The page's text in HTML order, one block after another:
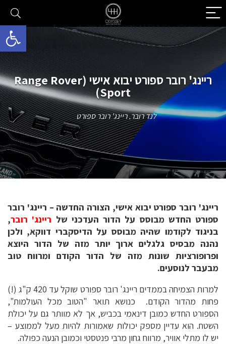
פתח
ריינג' רובר ספורט יבוא אישי (Range Rover
Sport)
לנד רובר,ריינג' רובר ספורט
ריינג' רובר ספורט יבוא אישי, הצורה החדשה – ריינג' רובר
ספורט החדש מבוסס על הדור העדכני של ריינג' רובר,
בניגוד לקודמו שהיה מבוסס על הדיסקברי דווקא, ולכן
נהנה מבסיס גלגלים ארוך יותר מזה של הדור היוצא
ופרופורציות שונות מזה של הדור הקודם ומרווח טוב
מבעבר לנוסעים.
למרות הצמיחה בממדים ריינג' רובר ספורט שוקל עד 420 ק"ג (!)
פחות מהדור הקודם. כנושא תואר "הטוב מכל העולמות",
הספורט החדש כמובן דינאמי בכביש, אך לא מוותר גם על יכולת
השטח. הוא עדיין מספק יכולות שאמורות להיות מעל לממוצע –
יש לו מתלי אוויר, מרווח גחון מרבי פנטסטי וכמובן הנעה כפולה.